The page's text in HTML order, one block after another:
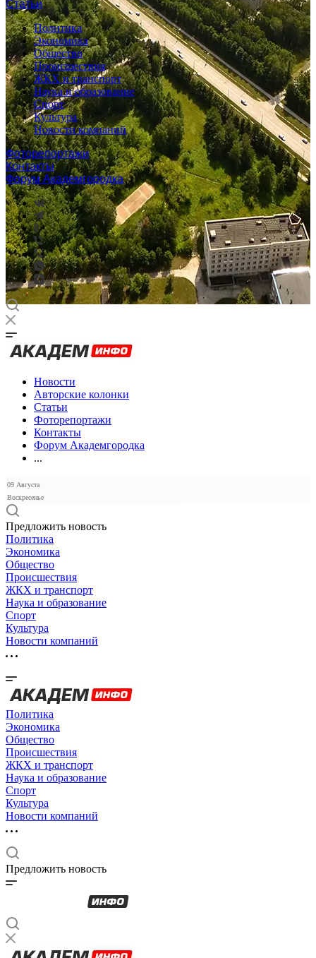
Статьи
Политика
Экономика
Общество
Происшествия
ЖКХ и транспорт
Наука и образование
Спорт
Культура
Новости компаний
Фоторепортажи
Контакты
Форум Академгородка
Новости
Авторские колонки
Статьи
Фоторепортажи
Контакты
Форум Академгородка
...
09 Августа
Воскресенье
Предложить новость
Политика
Экономика
Общество
Происшествия
ЖКХ и транспорт
Наука и образование
Спорт
Культура
Новости компаний
Политика
Экономика
Общество
Происшествия
ЖКХ и транспорт
Наука и образование
Спорт
Культура
Новости компаний
Предложить новость